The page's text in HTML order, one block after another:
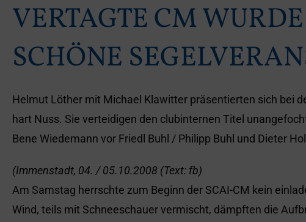
VERTAGTE CM
SCHÖNE
Helmut Löther mit Michael Klawitter präsentierten sich bei
hart Nuss. Sie verteidigen den clubinternen Titel
Bene Wiedemann vor Friedl Buhl / Philipp Buhl und Dieter
(Immenstadt, 04. / 05.10.2008 (Text: fb)
Am Samstag herrschte zum Beginn der SCAI-CM kein
Wind, teils mit Schneeschauer vermischt, dämpften die